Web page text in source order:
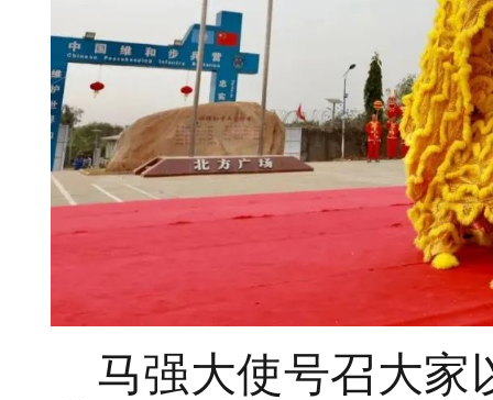
马强大使号召大家